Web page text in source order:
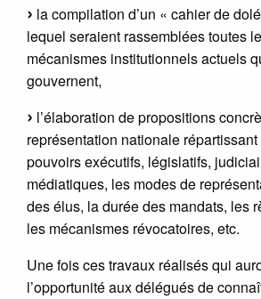
la compilation d’un « cahier de
lequel seraient rassemblées toutes
mécanismes institutionnels actuels
gouvernent,
l’élaboration de propositions
représentation nationale
pouvoirs exécutifs, législatifs,
médiatiques, les modes de
des élus, la durée des mandats, les
les mécanismes révocatoires, etc.
Une fois ces travaux réalisés qui
l’opportunité aux délégués de